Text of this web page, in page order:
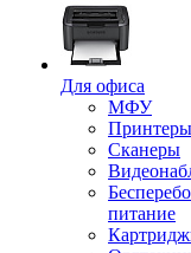
Для офиса
МФУ
Принтеры
Сканеры
питание